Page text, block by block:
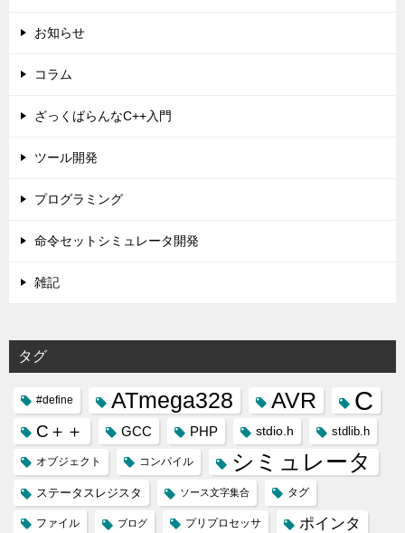
お知らせ
コラム
ざっくばらんなC++入門
ツール開発
プログラミング
命令セットシミュレータ開発
雑記
タグ
#define ATmega328 AVR C
C＋＋ GCC PHP stdio.h stdlib.h
オブジェクト コンパイル シミュレータ
ステータスレジスタ ソース文字集合 タグ
ファイル ブログ プリプロセッサ ポインタ